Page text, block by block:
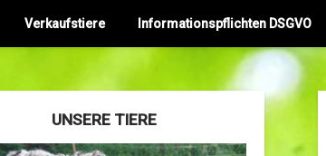
Verkaufstiere Informationspflichten DSGVO
UNSERE TIERE